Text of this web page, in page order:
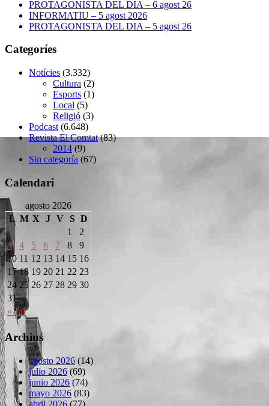
PROTAGONISTA DEL DIA – 6 agost 26
INFORMATIU – 5 agost 2026
PROTAGONISTA DEL DIA – 5 agost 26
Categoríes
Notícies (3.332)
Cultura (2)
Esports (1)
Local (5)
Religió (3)
Podcast (6.648)
Revista El Comtat(83)
2014 (9)
Sin categoría (67)
Calendari
agosto 2026
L M X J V S D
« Jul
1
2
3
4 5 6 7 8
9
10 11 12 13 14 15 16
17 18 19 20 21 22 23
24 25 26 27 28 29 30
31
Archius
agosto 2026 (14)
julio 2026 (69)
junio 2026 (74)
mayo 2026 (83)
abril 2026 (77)